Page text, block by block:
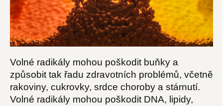
Volné radikály mohou poškodit buňky a
způsobit tak řadu zdravotních problémů, včetně
rakoviny, cukrovky, srdce choroby a stárnutí.
Volné radikály mohou poškodit DNA, lipidy,